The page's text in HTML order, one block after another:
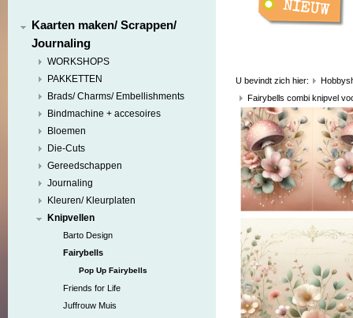
Kaarten maken/ Scrappen/
Journaling
WORKSHOPS
PAKKETTEN
Brads/ Charms/ Embellishments
Bindmachine + accesoires
Bloemen
Die-Cuts
Gereedschappen
Journaling
Kleuren/ Kleurplaten
Knipvellen
Barto Design
Fairybells
Pop Up Fairybells
Friends for Life
Juffrouw Muis
U bevindt zich hier:
Fairybells combi knipvel